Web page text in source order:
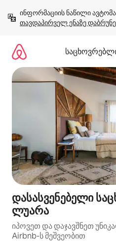
გადასვლა
თავდაპირველ ენაზე
დასასვენებელი
ლუარა
იპოვეთ და დაჯავშნეთ
Airbnb-ს მეშვეობით